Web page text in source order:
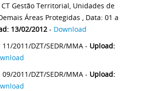
CT Gestão Territorial, Unidades de
Áreas Protegidas , Data: 01 a
13/02/2012 - Download
2011/DZT/SEDR/MMA - Upload:
2011/DZT/SEDR/MMA - Upload: